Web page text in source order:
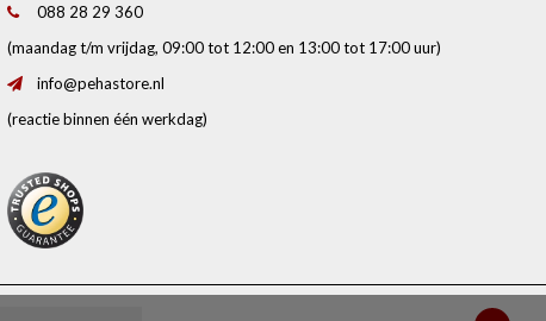
088 28 29 360
(maandag t/m vrijdag, 09:00 tot 12:00 en 13:00 tot 17:00 uur)
info@pehastore.nl
(reactie binnen één werkdag)